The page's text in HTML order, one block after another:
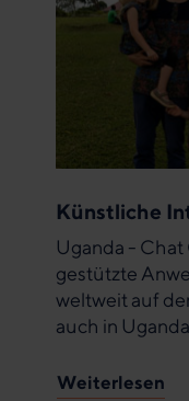
Künstliche
Uganda - Chat
gestützte
weltweit auf
auch in
Weiterlesen